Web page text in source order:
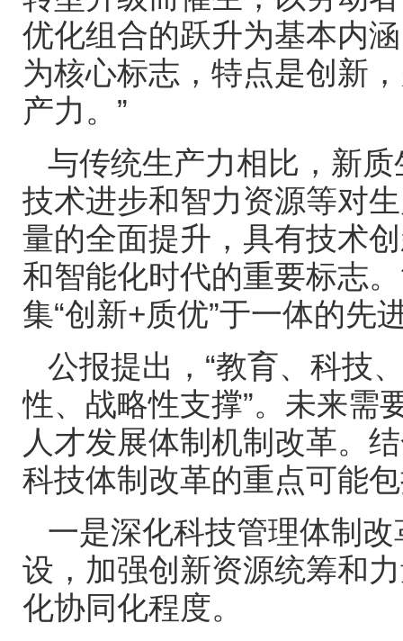
优化组合的跃升为基本内
为核心标志，特点是创新
产力。”
与传统生产力相比，新
技术进步和智力资源等对
量的全面提升，具有技术
和智能化时代的重要标志
集“创新+质优”于一体的先
公报提出，“教育、科技
性、战略性支撑”。未来需
人才发展体制机制改革。
科技体制改革的重点可能
一是深化科技管理体制
设，加强创新资源统筹和
化协同化程度。